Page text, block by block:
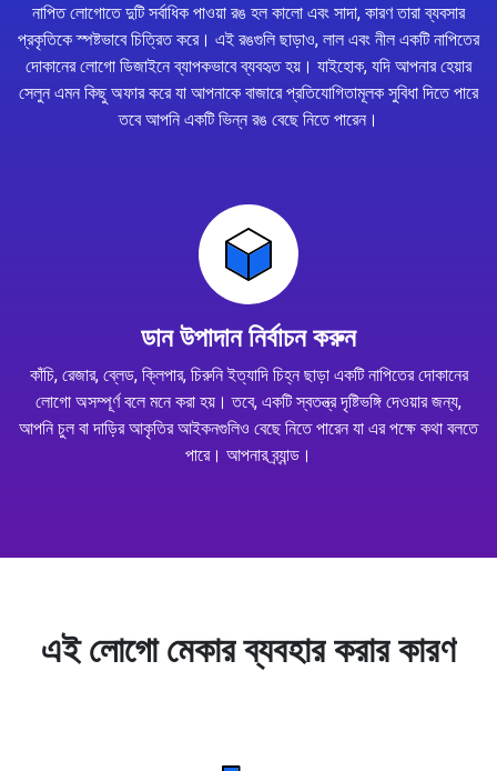
নাপিত লোগোতে দুটি সর্বাধিক পাওয়া রঙ হল কালো এবং সাদা, কারণ তারা ব্যবসার
প্রকৃতিকে স্পষ্টভাবে চিত্রিত করে। এই রঙগুলি ছাড়াও, লাল এবং নীল একটি নাপিতের
দোকানের লোগো ডিজাইনে ব্যাপকভাবে ব্যবহৃত হয়। যাইহোক, যদি আপনার হেয়ার
সেলুন এমন কিছু অফার করে যা আপনাকে বাজারে প্রতিযোগিতামূলক সুবিধা দিতে পারে
তবে আপনি একটি ভিন্ন রঙ বেছে নিতে পারেন।
ডান উপাদান নির্বাচন করুন
কাঁচি, রেজার, ব্লেড, ক্লিপার, চিরুনি ইত্যাদি চিহ্ন ছাড়া একটি নাপিতের দোকানের
লোগো অসম্পূর্ণ বলে মনে করা হয়। তবে, একটি স্বতন্ত্র দৃষ্টিভঙ্গি দেওয়ার জন্য,
আপনি চুল বা দাড়ির আকৃতির আইকনগুলিও বেছে নিতে পারেন যা এর পক্ষে কথা বলতে
পারে। আপনার ব্র্যান্ড।
এই লোগো মেকার ব্যবহার করার কারণ